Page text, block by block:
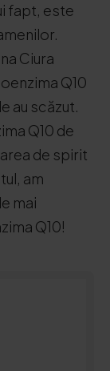
fapt, este
Ciura
Q10
au scăzut.
Q10 de
de spirit
am
mai
Q10!